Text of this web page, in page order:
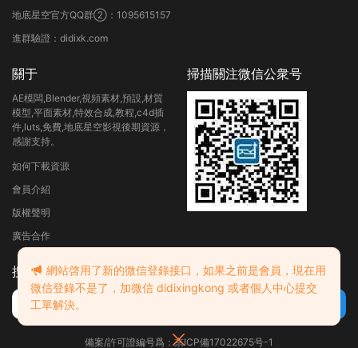
地底星空官方QQ群②：1095615157
進群驗證：didixk.com
關于
AE模闆,Blender,視頻素材,預設,材質
模型,平面素材,特效合成,教程,c4d插
件,luts,免費,地底星空影視後期資源，
感謝支持。
如何下載資源
會員介紹
版權聲明
廣告合作
掃描關注微信公衆号
搜索
備案/許可證編号爲：京ICP備17022675号-1
網站啓用了新的微信登錄接口，如果之前是會員，現在用
微信登錄不是了，加微信 didixingkong 或者個人中心提交
工單解決。